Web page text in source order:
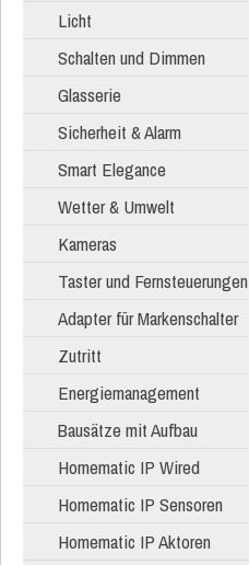
Licht
Schalten und Dimmen
Glasserie
Sicherheit & Alarm
Smart Elegance
Wetter & Umwelt
Kameras
Taster und Fernsteuerungen
Adapter für Markenschalter
Zutritt
Energiemanagement
Bausätze mit Aufbau
Homematic IP Wired
Homematic IP Sensoren
Homematic IP Aktoren